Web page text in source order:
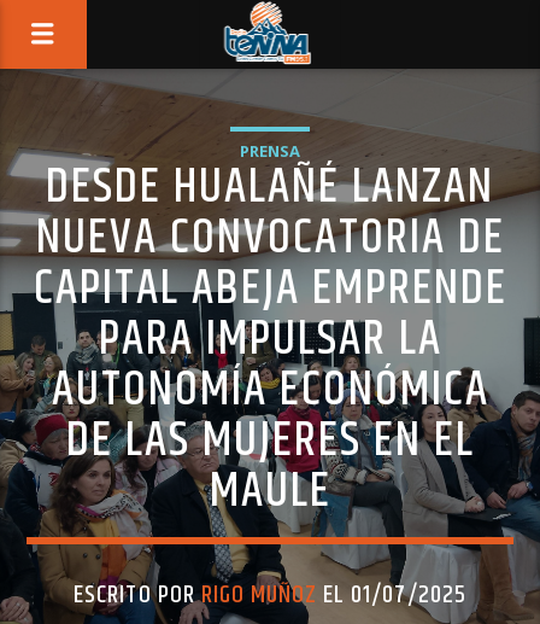
PRENSA
DESDE HUALAÑÉ LANZAN
NUEVA CONVOCATORIA DE
CAPITAL ABEJA EMPRENDE
PARA IMPULSAR LA
AUTONOMÍA ECONÓMICA
DE LAS MUJERES EN EL
MAULE
ESCRITO PORRIGO MUÑOZ EL 01/07/2025